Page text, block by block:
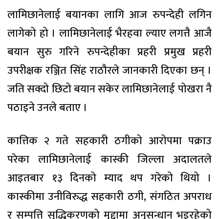
लामिछानेलाई बयानका लागि आज रुपन्देही लगिन
लागेको हो । लामिछानेलाई भैरहवा ल्याए लगत्तै आजै
बयान सुरु गरिने रुपन्देहीका प्रहरी प्रमुख प्रहरी
उपरीक्षक रञ्जित सिंह राठौरले जानकारी दिएका छन् ।
जति सक्दो छिटो बयान सकेर लामिछानेलाई पोखरा नै
पठाइने उनले बताए ।
कात्तिक २ गते सहकारी ठगीको आरोपमा पक्राउ
परेका लामिछानेलाई कास्की जिल्ला अदालतले
आइतबार १३ दिनको म्याद थप गरेको थियो ।
कास्कीमा उनीविरुद्ध सहकारी ठगी, संगठित अपराध